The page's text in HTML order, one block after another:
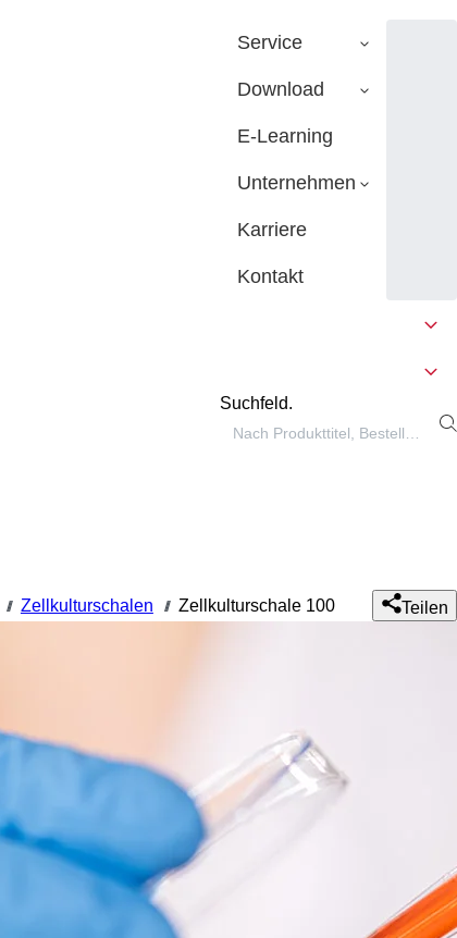
Service
Download
E-Learning
Unternehmen
Karriere
Kontakt
Suchfeld.
/// Zellkulturschalen /// Zellkulturschale 100 Teilen